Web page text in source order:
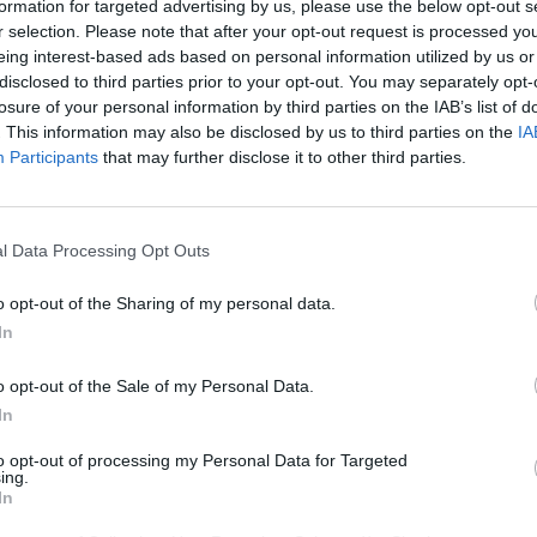
for targeted advertising by us, please use the below opt-out
selection. Please note that after your opt-out request is processed
interest-based ads based on personal information utilized by us
to third parties prior to your opt-out. You may separately
of your personal information by third parties on the IAB’s list of
This information may also be disclosed by us to third parties on the
Participants that may further disclose it to other third parties.
Data Processing Opt Outs
opt-out of the Sharing of my personal data.
opt-out of the Sale of my Personal Data.
opt-out of processing my Personal Data for Targeted
a Beszerzési Menedzser Index
az ipari termelési volumen változásának
pontosabban, míg csökkenés esetén kevésbé
is vizsgálva azonban látható, hogy az ipari
meg a tanulmány.
Beszerzési és Készletezési Társaság (MLBKT) által
a magyar gazdaság ipari termelési volumenindexére
meg elemzésében (az eredeti dokumentum innen
amely száztíz feldolgozóipari vállalat
portfolio.hu hírarchívumához tartozik, melynek olvasása